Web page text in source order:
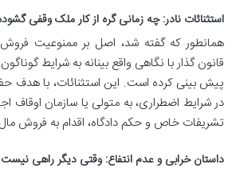
استثنائات نادر: چه زمانی گره از کار ملک وقفی
همانطور که گفته شد، اصل بر ممنوعیت
قانون گذار با نگاهی واقع بینانه به شرایط
پیش بینی کرده است. این استثنائات، با هدف
در شرایط اضطراری، به متولی یا سازمان اوقاف
تشریفات خاص و حکم دادگاه، اقدام به فروش
داستان خرابی و عدم انتفاع: وقتی دیگر راهی نیست (ماده ۸۸